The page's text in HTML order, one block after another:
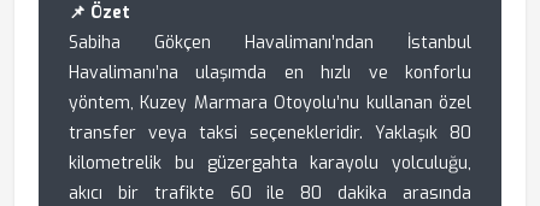
📌 Özet
Sabiha Gökçen Havalimanı’ndan İstanbul
Havalimanı’na ulaşımda en hızlı ve konforlu
yöntem, Kuzey Marmara Otoyolu’nu kullanan özel
transfer veya taksi seçenekleridir. Yaklaşık 80
kilometrelik bu güzergahta karayolu yolculuğu,
akıcı bir trafikte 60 ile 80 dakika arasında